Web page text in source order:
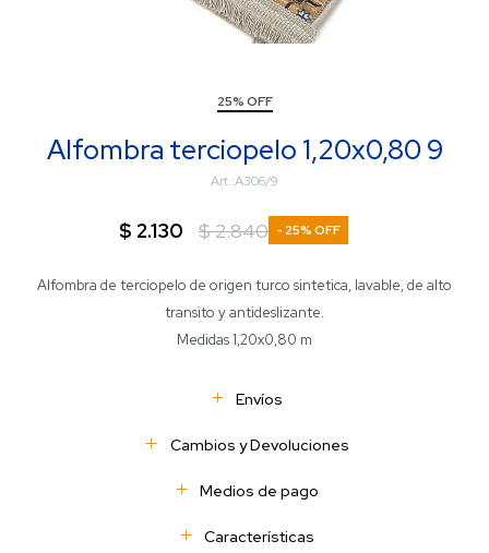
25% OFF
Alfombra terciopelo 1,20x0,80 9
A306/9
$ 2.130 $2.840 25
Alfombra de terciopelo de origen turco sintetica, lavable, de alto
transito y antideslizante.
Medidas 1,20x0,80 m
Envíos
Cambios y Devoluciones
Medios de pago
Características